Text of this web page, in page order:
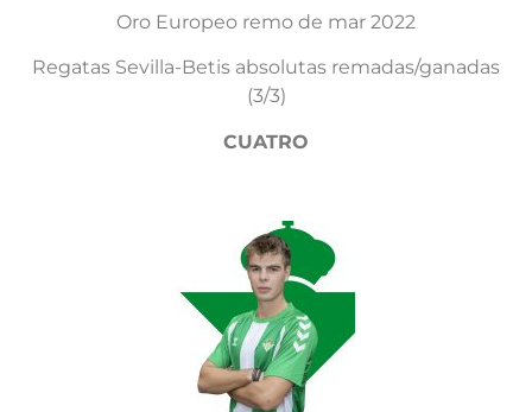
Oro Europeo remo de mar 2022
Regatas Sevilla-Betis absolutas remadas/ganadas
(3/3)
CUATRO